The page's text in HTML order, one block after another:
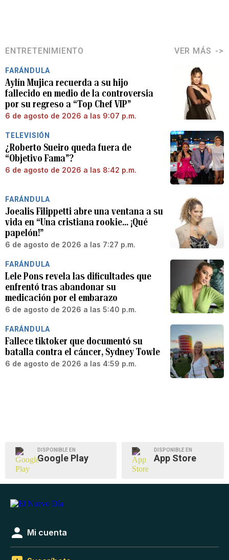
ENTRETENIMIENTO VER MÁS
FARÁNDULA
Aylín Mujica recuerda a su hijo
fallecido en medio de la controversia
por su regreso a “Top Chef VIP”
6 de agosto de 2026 a las 9:07 p.m.
TELEVISIÓN
¿Roberto Sueiro queda fuera de
“Objetivo Fama”?
6 de agosto de 2026 a las 8:42 p.m.
FARÁNDULA
Joealis Filippetti abre una ventana a su
vida en “Una cristiana rookie… ¡Qué
papelón!”
6 de agosto de 2026 a las 7:27 p.m.
FARÁNDULA
Lele Pons revela las dificultades que
enfrentó tras abandonar su
medicación por el embarazo
6 de agosto de 2026 a las 5:40 p.m.
FARÁNDULA
Fallece tiktoker que documentó su
batalla contra el cáncer, Sydney Towle
6 de agosto de 2026 a las 4:59 p.m.
DISPONIBLE EN
Google Play
DISPONIBLE EN
App Store
Mi cuenta